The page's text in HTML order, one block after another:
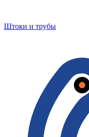
Штоки и трубы